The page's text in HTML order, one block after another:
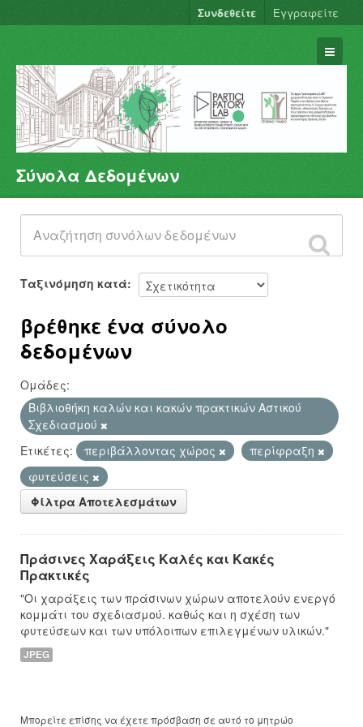
Συνδεθείτε Εγγραφείτε
Σύνολα Δεδομένων
Φορείς
Ομάδες
Σχετικά
Σύνολα Δεδομένων
Ταξινόμηση κατά
βρέθηκε ένα σύνολο
δεδομένων
Ομάδες:
Βιβλιοθήκη καλών και κακών πρακτικών Αστικού
Σχεδιασμού
Ετικέτες:
περιβάλλοντας χώρος
περίφραξη
φυτεύσεις
Φίλτρα Αποτελεσμάτων
Πράσινες Χαράξεις Καλές και Κακές
Πρακτικές
"Οι χαράξεις των πράσινων χώρων αποτελούν ενεργό
κομμάτι του σχεδιασμού. καθώς και η σχέση των
φυτεύσεων και των υπόλοιπων επιλεγμένων υλικών."
JPEG
Μπορείτε επίσης να έχετε πρόσβαση σε αυτό το μητρώο